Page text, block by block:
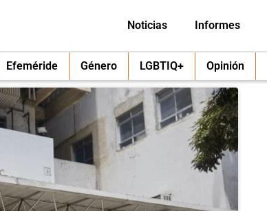
Noticias Informes
Efeméride Género LGBTIQ+ Opinión